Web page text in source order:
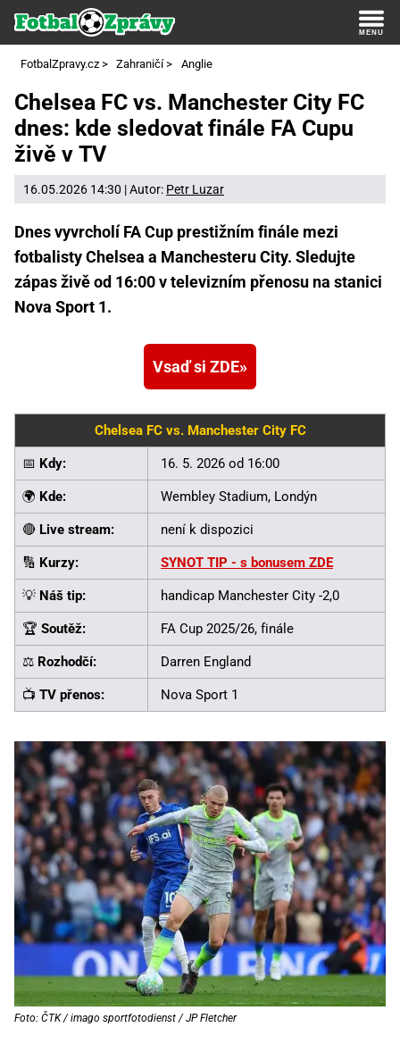
FotbalZpravy.cz > Zahraničí > Anglie
Chelsea FC vs. Manchester City FC
dnes: kde sledovat finále FA Cupu
živě v TV
16.05.2026 14:30 | Autor: Petr Luzar
Dnes vyvrcholí FA Cup prestižním finále mezi
fotbalisty Chelsea a Manchesteru City. Sledujte
zápas živě od 16:00 v televizním přenosu na stanici
Nova Sport 1.
Vsaď si ZDE
Chelsea FC vs. Manchester City FC
📅 Kdy: 16. 5. 2026 od 16:00
🌍 Kde: Wembley Stadium, Londýn
🔴 Live stream: není k dispozici
🔢 Kurzy: SYNOT TIP - s bonusem ZDE
💡 Náš tip: handicap Manchester City -2,0
🏆 Soutěž: FA Cup 2025/26, finále
⚖️ Rozhodčí: Darren England
📺 TV přenos: Nova Sport 1
Foto: ČTK / imago sportfotodienst / JP Fletcher